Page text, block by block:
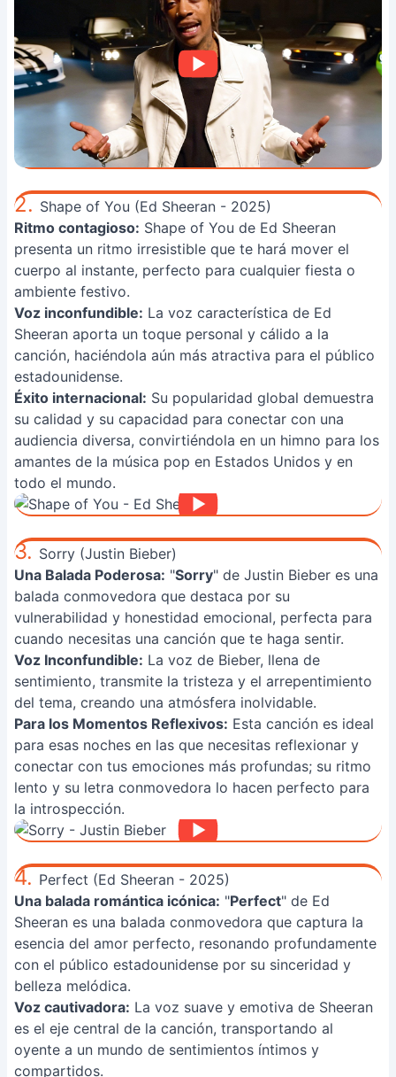
2. Shape of You (Ed Sheeran - 2025)
Ritmo contagioso: Shape of You de Ed Sheeran
presenta un ritmo irresistible que te hará mover el
cuerpo al instante, perfecto para cualquier fiesta o
ambiente festivo.
Voz inconfundible: La voz característica de Ed
Sheeran aporta un toque personal y cálido a la
canción, haciéndola aún más atractiva para el público
estadounidense.
Éxito internacional: Su popularidad global demuestra
su calidad y su capacidad para conectar con una
audiencia diversa, convirtiéndola en un himno para los
amantes de la música pop en Estados Unidos y en
todo el mundo.
3. Sorry (Justin Bieber)
Una Balada Poderosa: "Sorry" de Justin Bieber es una
balada conmovedora que destaca por su
vulnerabilidad y honestidad emocional, perfecta para
cuando necesitas una canción que te haga sentir.
Voz Inconfundible: La voz de Bieber, llena de
sentimiento, transmite la tristeza y el arrepentimiento
del tema, creando una atmósfera inolvidable.
Para los Momentos Reflexivos: Esta canción es ideal
para esas noches en las que necesitas reflexionar y
conectar con tus emociones más profundas; su ritmo
lento y su letra conmovedora lo hacen perfecto para
la introspección.
4. Perfect (Ed Sheeran - 2025)
Una balada romántica icónica: "Perfect" de Ed
Sheeran es una balada conmovedora que captura la
esencia del amor perfecto, resonando profundamente
con el público estadounidense por su sinceridad y
belleza melódica.
Voz cautivadora: La voz suave y emotiva de Sheeran
es el eje central de la canción, transportando al
oyente a un mundo de sentimientos íntimos y
compartidos.